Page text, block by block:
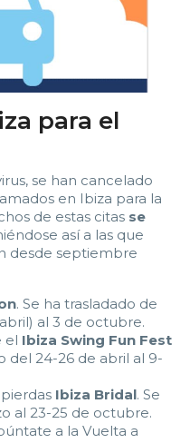
para el
se han cancelado
en Ibiza para la
de estas citas se
así a las que
desde septiembre
. Se ha trasladado de
al 3 de octubre.
el Ibiza Swing Fun Fest
del 24-26 de abril al 9-
Ibiza Bridal. Se
al 23-25 de octubre.
a la Vuelta a